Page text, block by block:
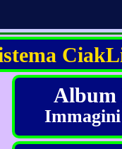
Album